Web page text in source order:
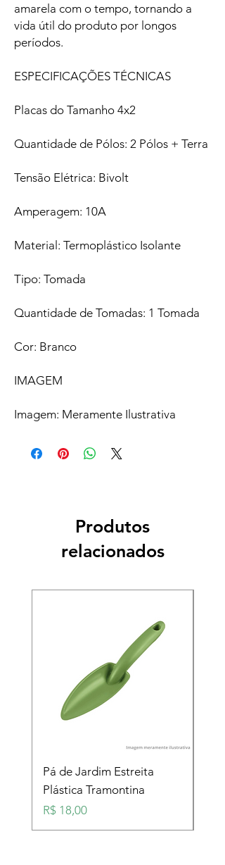
amarela com o tempo, tornando a
vida útil do produto por longos
períodos.
ESPECIFICAÇÕES TÉCNICAS
Placas do Tamanho 4x2
Quantidade de Pólos: 2 Pólos + Terra
Tensão Elétrica: Bivolt
Amperagem: 10A
Material: Termoplástico Isolante
Tipo: Tomada
Quantidade de Tomadas: 1 Tomada
Cor: Branco
IMAGEM
Imagem: Meramente Ilustrativa
Produtos
relacionados
Pá de Jardim Estreita
Plástica Tramontina
Preço
R$ 18,00